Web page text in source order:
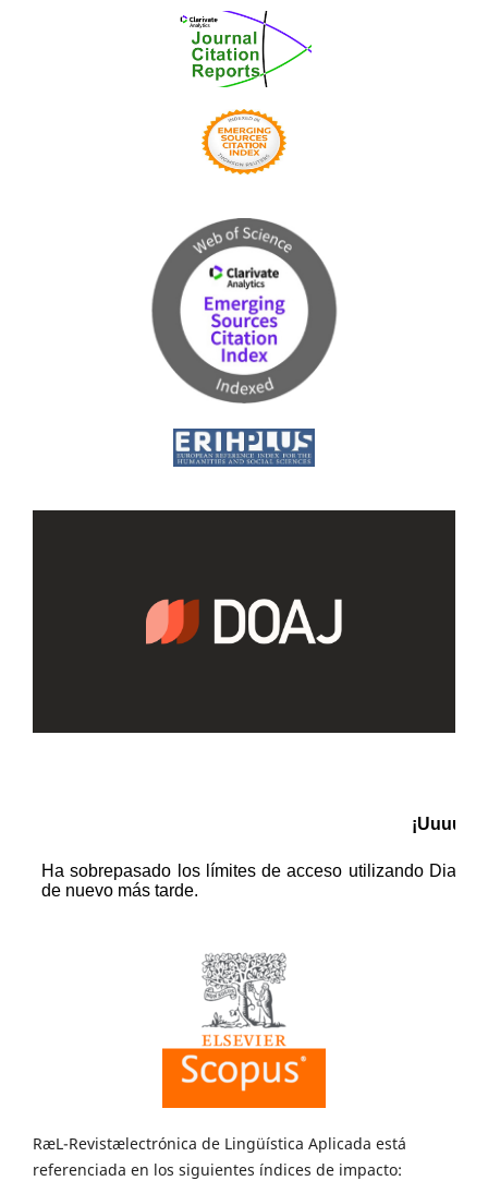
RæL-Revistælectrónica de Lingüística Aplicada está
referenciada en los siguientes índices de impacto: